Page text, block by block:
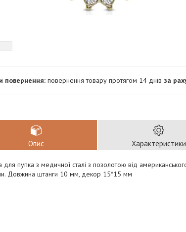
повернення товару протягом 14 днів за
Опис Характеристики
пупка з медичної сталі з позолотою від
Довжина штанги 10 мм, декор 15*15 мм